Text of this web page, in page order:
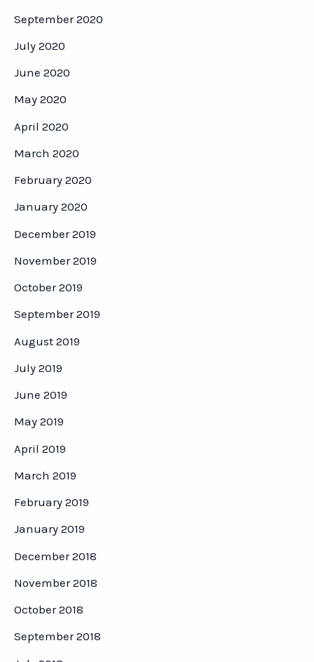
September 2020
July 2020
June 2020
May 2020
April 2020
March 2020
February 2020
January 2020
December 2019
November 2019
October 2019
September 2019
August 2019
July 2019
June 2019
May 2019
April 2019
March 2019
February 2019
January 2019
December 2018
November 2018
October 2018
September 2018